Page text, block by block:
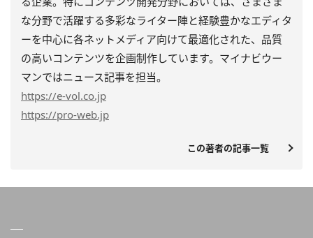
な分野で活躍する多彩なライター陣と経験豊かなエディタ
ーを中心に各ネットメディア向けて最適化された、品質
の高いコンテンツを企画制作しています。マイナビウー
マンではニュース記事を担当。
https://e-vol.co.jp
https://pro-web.jp
この著者の記事一覧